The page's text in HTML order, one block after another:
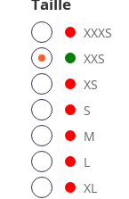
Taille
XXXS
XXS
XS
S
M
L
XL